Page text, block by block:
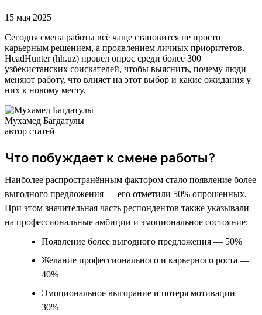
15 мая 2025
Сегодня смена работы всё чаще становится не просто
карьерным решением, а проявлением личных приоритетов.
HeadHunter (hh.uz) провёл опрос среди более 300
узбекистанских соискателей, чтобы выяснить, почему люди
меняют работу, что влияет на этот выбор и какие ожидания у
них к новому месту.
Мухамед Багдатулы
автор статей
Что побуждает к смене работы?
Наиболее распространённым фактором стало появление более
выгодного предложения — его отметили 50% опрошенных.
При этом значительная часть респондентов также указывали
на профессиональные амбиции и эмоциональное состояние:
Появление более выгодного предложения — 50%
Желание профессионального и карьерного роста —
40%
Эмоциональное выгорание и потеря мотивации —
30%